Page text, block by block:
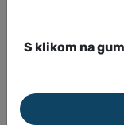
S klikom na